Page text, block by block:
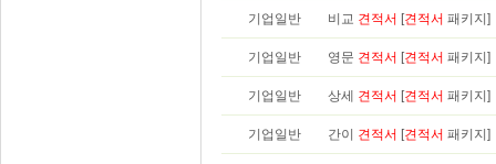
기업일반 비교 견적서 [견적서 패키지]
기업일반 영문 견적서 [견적서 패키지]
기업일반 상세 견적서 [견적서 패키지]
기업일반 간이 견적서 [견적서 패키지]